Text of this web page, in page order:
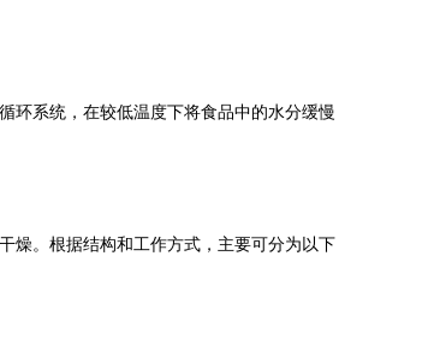
环系统，在较低温度下将食品中的水分缓慢
燥。根据结构和工作方式，主要可分为以下